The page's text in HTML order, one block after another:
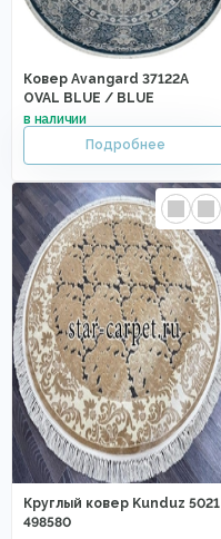
Ковер Avangard 37122A
OVAL BLUE / BLUE
Круглый ковер Kunduz 5021
498580